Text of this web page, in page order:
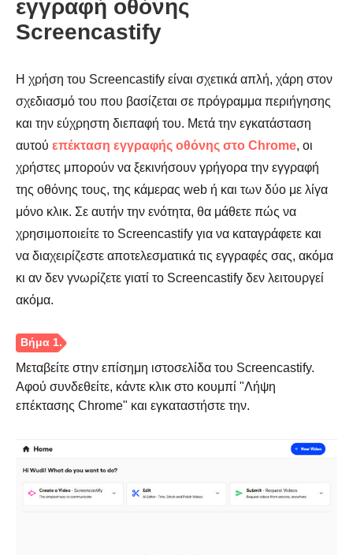
εγγραφή οθόνης
Screencastify
Η χρήση του Screencastify είναι σχετικά απλή, χάρη στον
σχεδιασμό του που βασίζεται σε πρόγραμμα περιήγησης
και την εύχρηστη διεπαφή του. Μετά την εγκατάσταση
αυτού επέκταση εγγραφής οθόνης στο Chrome, οι
χρήστες μπορούν να ξεκινήσουν γρήγορα την εγγραφή
της οθόνης τους, της κάμερας web ή και των δύο με λίγα
μόνο κλικ. Σε αυτήν την ενότητα, θα μάθετε πώς να
χρησιμοποιείτε το Screencastify για να καταγράφετε και
να διαχειρίζεστε αποτελεσματικά τις εγγραφές σας, ακόμα
κι αν δεν γνωρίζετε γιατί το Screencastify δεν λειτουργεί
ακόμα.
Μεταβείτε στην επίσημη ιστοσελίδα του Screencastify.
Αφού συνδεθείτε, κάντε κλικ στο κουμπί "Λήψη
επέκτασης Chrome" και εγκαταστήστε την.